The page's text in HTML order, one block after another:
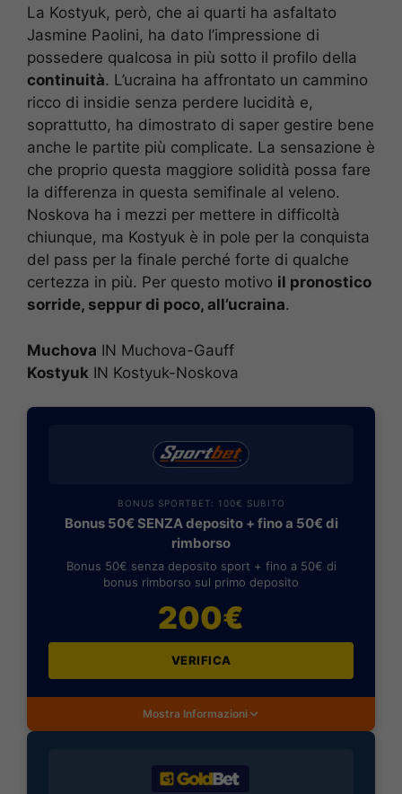
La Kostyuk, però, che ai quarti ha asfaltato
Jasmine Paolini, ha dato l’impressione di
possedere qualcosa in più sotto il profilo della
continuità. L’ucraina ha affrontato un cammino
ricco di insidie senza perdere lucidità e,
soprattutto, ha dimostrato di saper gestire bene
anche le partite più complicate. La sensazione è
che proprio questa maggiore solidità possa fare
la differenza in questa semifinale al veleno.
Noskova ha i mezzi per mettere in difficoltà
chiunque, ma Kostyuk è in pole per la conquista
del pass per la finale perché forte di qualche
certezza in più. Per questo motivo il pronostico
sorride, seppur di poco, all’ucraina.
Muchova IN Muchova-Gauff
Kostyuk IN Kostyuk-Noskova
BONUS SPORTBET: 100€ SUBITO
Bonus 50€ SENZA deposito + fino a 50€ di
rimborso
Bonus 50€ senza deposito sport + fino a 50€ di
bonus rimborso sul primo deposito
200€
VERIFICA
Mostra Informazioni